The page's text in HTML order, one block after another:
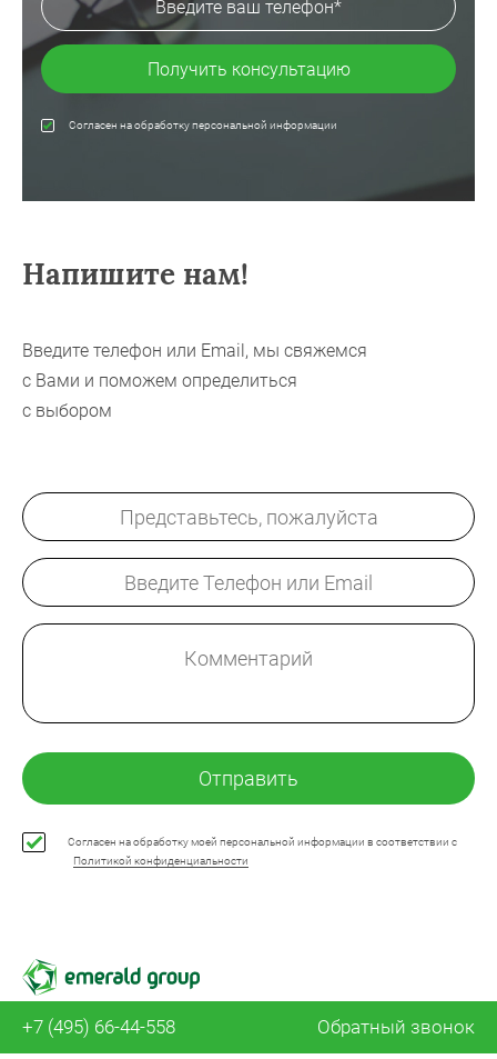
Получить консультацию
Согласен на обработку персональной информации
Напишите нам!
Введите телефон или Email, мы свяжемся
с Вами и поможем определиться
с выбором
Отправить
Согласен на обработку моей персональной информации в соответствии с
Политикой конфиденциальности
+7 (495) 66-44-558 Обратный звонок